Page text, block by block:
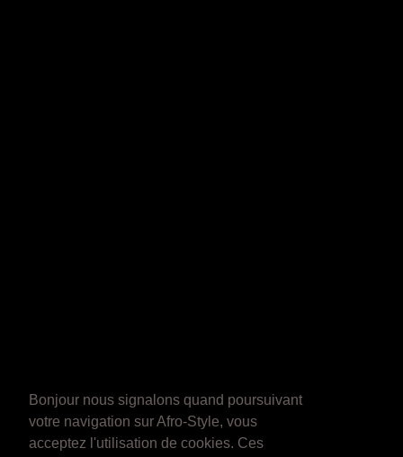
Bonjour nous signalons quand poursuivant
votre navigation sur Afro-Style, vous
acceptez l'utilisation de cookies. Ces